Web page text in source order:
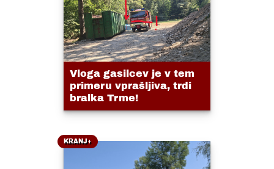
Vloga gasilcev je v tem
primeru vprašljiva, trdi
bralka Trme!
KRANJ+